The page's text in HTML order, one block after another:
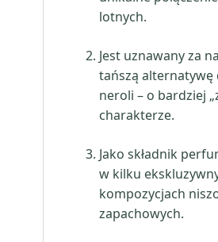
lotnych.
Jest uznawany za
tańszą alternatywę
neroli – o bardziej
charakterze.
Jako składnik
w kilku
kompozycjach
zapachowych.